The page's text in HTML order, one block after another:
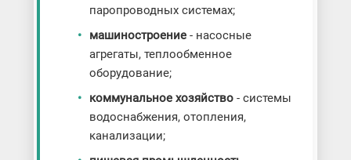
паропроводных системах;
машиностроение- насосные
агрегаты, теплообменное
оборудование;
коммунальное хозяйство- системы
водоснабжения, отопления,
канализации;